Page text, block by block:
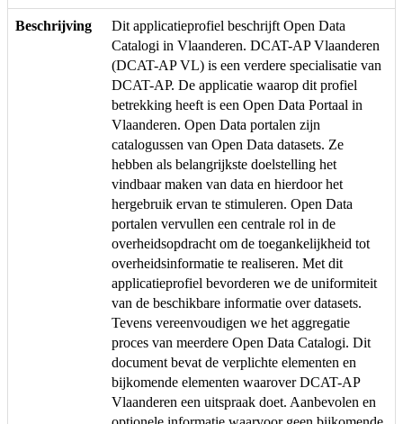
Beschrijving
Dit applicatieprofiel beschrijft Open Data
Catalogi in Vlaanderen. DCAT-AP Vlaanderen
(DCAT-AP VL) is een verdere specialisatie van
DCAT-AP. De applicatie waarop dit profiel
betrekking heeft is een Open Data Portaal in
Vlaanderen. Open Data portalen zijn
catalogussen van Open Data datasets. Ze
hebben als belangrijkste doelstelling het
vindbaar maken van data en hierdoor het
hergebruik ervan te stimuleren. Open Data
portalen vervullen een centrale rol in de
overheidsopdracht om de toegankelijkheid tot
overheidsinformatie te realiseren. Met dit
applicatieprofiel bevorderen we de uniformiteit
van de beschikbare informatie over datasets.
Tevens vereenvoudigen we het aggregatie
proces van meerdere Open Data Catalogi. Dit
document bevat de verplichte elementen en
bijkomende elementen waarover DCAT-AP
Vlaanderen een uitspraak doet. Aanbevolen en